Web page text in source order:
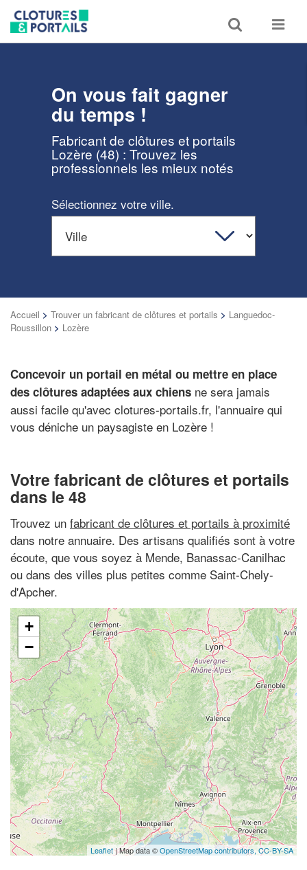
Toggle
search
Toggle
On vous fait gagner
du temps !
Fabricant de clôtures et portails
Lozère (48) : Trouvez les
professionnels les mieux notés
Sélectionnez votre ville.
Accueil > Trouver un fabricant de clôtures et portails > Languedoc-
Roussillon > Lozère
Concevoir un portail en métal ou mettre en place
des clôtures adaptées aux chiens ne sera jamais
aussi facile qu'avec clotures-portails.fr, l'annuaire qui
vous déniche un paysagiste en Lozère !
Votre fabricant de clôtures et portails
dans le 48
Trouvez un fabricant de clôtures et portails à proximité
dans notre annuaire. Des artisans qualifiés sont à votre
écoute, que vous soyez à Mende, Banassac-Canilhac
ou dans des villes plus petites comme Saint-Chely-
d'Apcher.
+
−
Leaflet| Map data ©OpenStreetMap contributors, CC-BY-SA